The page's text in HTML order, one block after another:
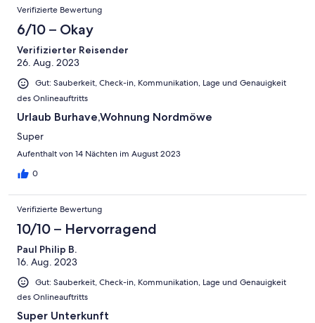
Verifizierte Bewertung
6/10 – Okay
Verifizierter Reisender
26. Aug. 2023
Gut: Sauberkeit, Check-in, Kommunikation, Lage und Genauigkeit
des Onlineauftritts
Urlaub Burhave,Wohnung Nordmöwe
Super
Aufenthalt von 14 Nächten im August 2023
0
Verifizierte Bewertung
10/10 – Hervorragend
Paul Philip B.
16. Aug. 2023
Gut: Sauberkeit, Check-in, Kommunikation, Lage und Genauigkeit
des Onlineauftritts
Super Unterkunft